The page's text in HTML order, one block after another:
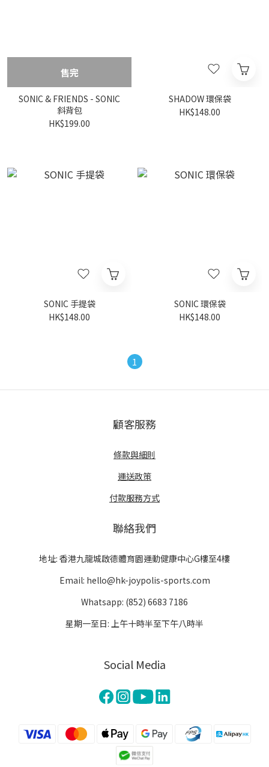
售完
SONIC & FRIENDS - SONIC
斜背包
HK$199.00
SHADOW 環保袋
HK$148.00
SONIC 手提袋
HK$148.00
SONIC 環保袋
HK$148.00
1
顧客服務
條款與細則
運送政策
付款服務方式
聯絡我們
地址: 香港九龍城啟德體育園運動健康中心G樓至4樓
Email: hello@hk-joypolis-sports.com
Whatsapp: (852) 6683 7186
星期一至日: 上午十時半至下午八時半
Social Media